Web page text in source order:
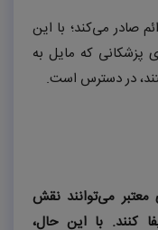
صادر می‌کند؛ با این
پزشکانی که مایل به
در دسترس است.
معتبر می‌توانند نقش
کنند. با این حال،